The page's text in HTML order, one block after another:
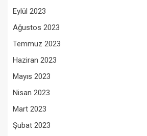
Eylül 2023
Ağustos 2023
Temmuz 2023
Haziran 2023
Mayıs 2023
Nisan 2023
Mart 2023
Şubat 2023